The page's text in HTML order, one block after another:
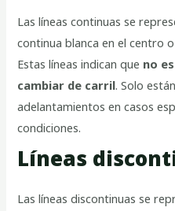
Las líneas continuas se
continua blanca en el centro
Estas líneas indican que no
cambiar de carril. Solo
adelantamientos en casos
condiciones.
Líneas
Las líneas discontinuas se